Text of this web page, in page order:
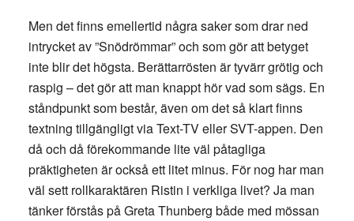
Men det finns emellertid några saker som drar ned
intrycket av ”Snödrömmar” och som gör att betyget
inte blir det högsta. Berättarrösten är tyvärr grötig och
raspig – det gör att man knappt hör vad som sägs. En
ståndpunkt som består, även om det så klart finns
textning tillgängligt via Text-TV eller SVT-appen. Den
då och då förekommande lite väl påtagliga
präktigheten är också ett litet minus. För nog har man
väl sett rollkaraktären Ristin i verkliga livet? Ja man
tänker förstås på Greta Thunberg både med mössan